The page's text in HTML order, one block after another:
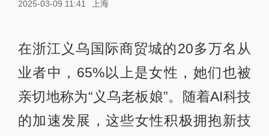
2025-03-09 11:41 上海
在浙江义乌国际商贸城的20多万名从
业者中，65%以上是女性，她们也被
亲切地称为“义乌老板娘”。随着AI科技
的加速发展，这些女性积极拥抱新技